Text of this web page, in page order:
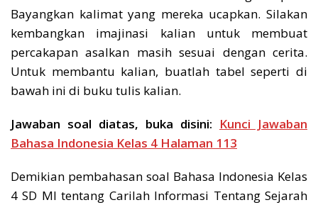
Bayangkan kalimat yang mereka ucapkan. Silakan
kembangkan imajinasi kalian untuk membuat
percakapan asalkan masih sesuai dengan cerita.
Untuk membantu kalian, buatlah tabel seperti di
bawah ini di buku tulis kalian.
Jawaban soal diatas, buka disini: Kunci Jawaban
Bahasa Indonesia Kelas 4 Halaman 113
Demikian pembahasan soal Bahasa Indonesia Kelas
4 SD MI tentang Carilah Informasi Tentang Sejarah